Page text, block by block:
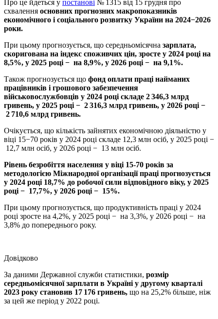
Про це йдеться у постанові № 1315 від 15 грудня про
схвалення основних прогнозних макропоказників
економічного і соціального розвитку України на 2024−2026
роки.
При цьому прогнозується, що середньомісячна зарплата,
скоригована на індекс споживчих цін, зросте у 2024 році на
8,5%, у 2025 році − на 8,9%, у 2026 році − на 9,1%.
Також прогнозується що фонд оплати праці найманих
працівників і грошового забезпечення
військовослужбовців у 2024 році складе 2 346,3 млрд
гривень, у 2025 році − 2 316,3 млрд гривень, у 2026 році −
2 710,6 млрд гривень.
Очікується, що кількість зайнятих економічною діяльністю у
віці 15−70 років у 2024 році складе 12,3 млн осіб, у 2025 році −
12,7 млн осіб, у 2026 році − 13 млн осіб.
Рівень безробіття населення у віці 15-70 років за
методологією Міжнародної організації праці прогнозується
у 2024 році 18,7% до робочої сили відповідного віку, у 2025
році − 17,7%, у 2026 році − 15%.
При цьому прогнозується, що продуктивність праці у 2024
році зросте на 4,2%, у 2025 році − на 3,3%, у 2026 році − на
3,8% до попереднього року.
Довідково
За даними Державної служби статистики, розмір
середньомісячної зарплати в Україні у другому кварталі
2023 року становив 17 176 гривень, що на 25,2% більше, ніж
за цей же період у 2022 році.